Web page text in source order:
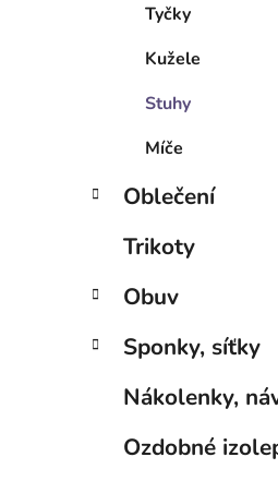
e
Tyčky
Kužele
Stuhy
Míče
Oblečení
Trikoty
Obuv
Sponky, síťky
Nákolenky,
Ozdobné